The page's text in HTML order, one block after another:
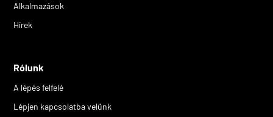
Alkalmazások
Hírek
Rólunk
A lépés felfelé
Lépjen kapcsolatba velünk